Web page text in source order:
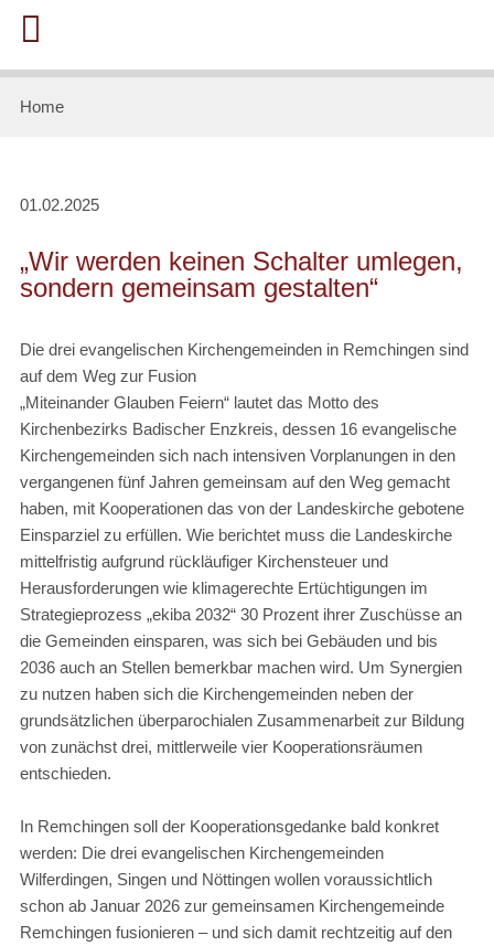
Home
01.02.2025
„Wir werden keinen Schalter umlegen,
sondern gemeinsam gestalten“
Die drei evangelischen Kirchengemeinden in Remchingen sind
auf dem Weg zur Fusion
„Miteinander Glauben Feiern“ lautet das Motto des
Kirchenbezirks Badischer Enzkreis, dessen 16 evangelische
Kirchengemeinden sich nach intensiven Vorplanungen in den
vergangenen fünf Jahren gemeinsam auf den Weg gemacht
haben, mit Kooperationen das von der Landeskirche gebotene
Einsparziel zu erfüllen. Wie berichtet muss die Landeskirche
mittelfristig aufgrund rückläufiger Kirchensteuer und
Herausforderungen wie klimagerechte Ertüchtigungen im
Strategieprozess „ekiba 2032“ 30 Prozent ihrer Zuschüsse an
die Gemeinden einsparen, was sich bei Gebäuden und bis
2036 auch an Stellen bemerkbar machen wird. Um Synergien
zu nutzen haben sich die Kirchengemeinden neben der
grundsätzlichen überparochialen Zusammenarbeit zur Bildung
von zunächst drei, mittlerweile vier Kooperationsräumen
entschieden.
In Remchingen soll der Kooperationsgedanke bald konkret
werden: Die drei evangelischen Kirchengemeinden
Wilferdingen, Singen und Nöttingen wollen voraussichtlich
schon ab Januar 2026 zur gemeinsamen Kirchengemeinde
Remchingen fusionieren – und sich damit rechtzeitig auf den